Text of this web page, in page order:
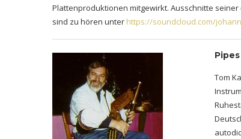
Plattenproduktionen mitgewirkt. Ausschnitte
sind zu hören unter https://soundcloud.com/
Tom